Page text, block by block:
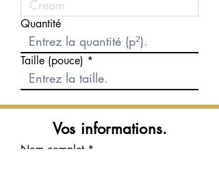
Quantité
Taille (pouce)
Vos informations.
Nom complet